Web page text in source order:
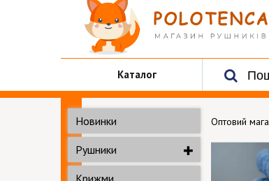
Каталог
Новинки
Рушники
Крижми
Оптовий